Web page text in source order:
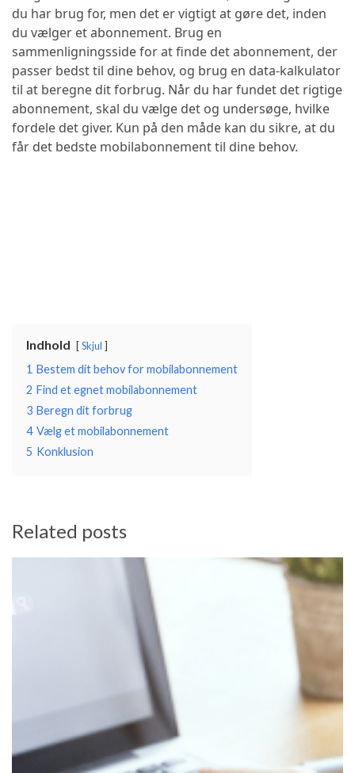
du har brug for, men det er vigtigt at gøre det, inden
du vælger et abonnement. Brug en
sammenligningsside for at finde det abonnement, der
passer bedst til dine behov, og brug en data-kalkulator
til at beregne dit forbrug. Når du har fundet det rigtige
abonnement, skal du vælge det og undersøge, hvilke
fordele det giver. Kun på den måde kan du sikre, at du
får det bedste mobilabonnement til dine behov.
Indhold Skjul
1 Bestem dit behov for mobilabonnement
2 Find et egnet mobilabonnement
3 Beregn dit forbrug
4 Vælg et mobilabonnement
5 Konklusion
Related posts